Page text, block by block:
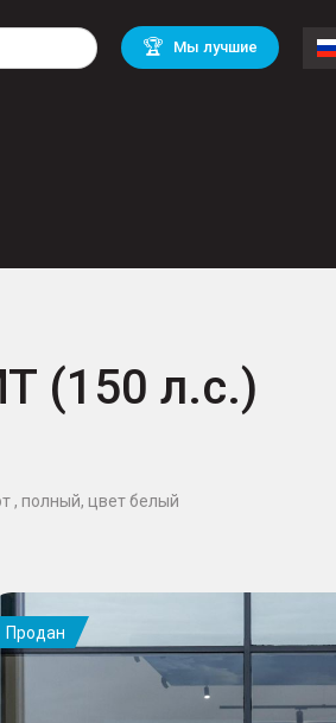
🏆 Мы лучшие
Mitsubishi BMW
Chevrolet Mercedes Benz
(150 л.с.)
, полный, цвет белый
Продан